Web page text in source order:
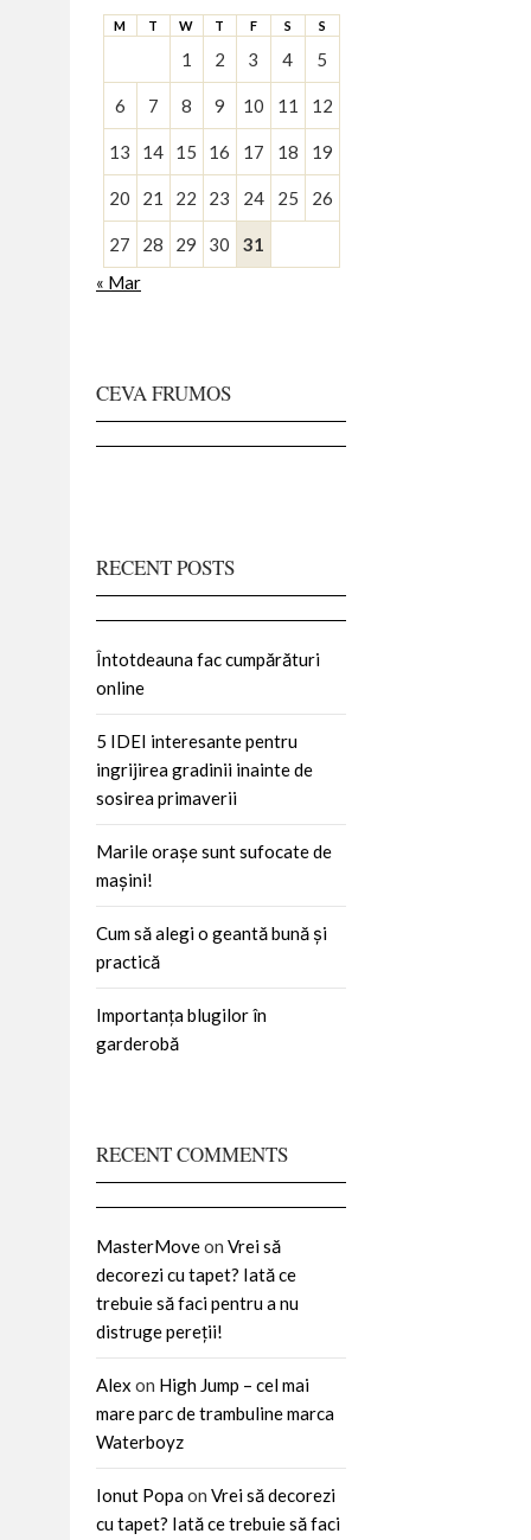
M T W T F S S
1 2 3 4 5
6 7 8 9 10 11 12
13 14 15 16 17 18 19
20 21 22 23 24 25 26
27 28 29 30
31
« Mar
CEVA FRUMOS
RECENT POSTS
Întotdeauna fac cumpărături
online
5 IDEI interesante pentru
ingrijirea gradinii inainte de
sosirea primaverii
Marile orașe sunt sufocate de
mașini!
Cum să alegi o geantă bună și
practică
Importanța blugilor în
garderobă
RECENT COMMENTS
MasterMoveon Vrei să
decorezi cu tapet? Iată ce
trebuie să faci pentru a nu
distruge pereții!
Alex on High Jump – cel mai
mare parc de trambuline marca
Waterboyz
Ionut Popaon Vrei să decorezi
cu tapet? Iată ce trebuie să faci